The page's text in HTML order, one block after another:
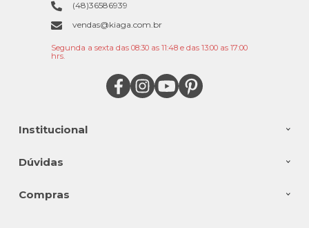
Institucional
Dúvidas
Compras
(48)36586939
vendas@kiaga.com.br
Segunda a sexta das 08:30 as 11:48 e das 13:00 as 17:00
hrs.